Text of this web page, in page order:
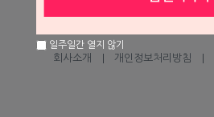
㈜세일글로발
회사소개 개인정보처리방침
일주일간 열지 않기